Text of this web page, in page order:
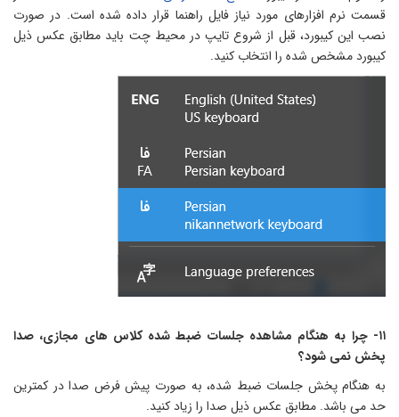
نرم افزارهای مورد نیاز فایل راهنما قرار داده شده است. در صورت
این کیبورد، قبل از شروع تایپ در محیط چت باید مطابق عکس ذیل
مشخص شده را انتخاب کنید.
۱۱- چرا به هنگام مشاهده جلسات ضبط شده کلاس های مجازی، صدا
نمی شود؟
هنگام پخش جلسات ضبط شده، به صورت پیش فرض صدا در کمترین
می باشد. مطابق عکس ذیل صدا را زیاد کنید.